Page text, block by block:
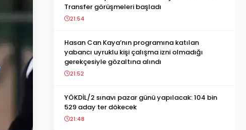
Transfer görüşmeleri başladı
21:54
Hasan Can Kaya’nın programına katılan
yabancı uyruklu kişi çalışma izni olmadığı
gerekçesiyle gözaltına alındı
21:52
YÖKDİL/2 sınavı pazar günü yapılacak: 104 bin
529 aday ter dökecek
21:48